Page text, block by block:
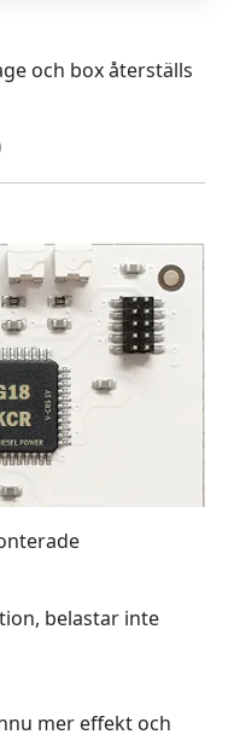
och box återställs
belastar inte
mer effekt och